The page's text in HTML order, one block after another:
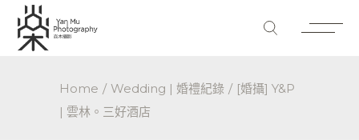
Home Wedding | 婚禮紀錄
[婚攝] Y&P
| 雲林。三好酒店